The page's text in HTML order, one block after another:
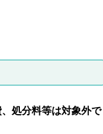
処分料等は対象外で